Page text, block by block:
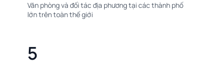
Văn phòng và đối tác địa phương tại các thành phố
lớn trên toàn thế giới
5